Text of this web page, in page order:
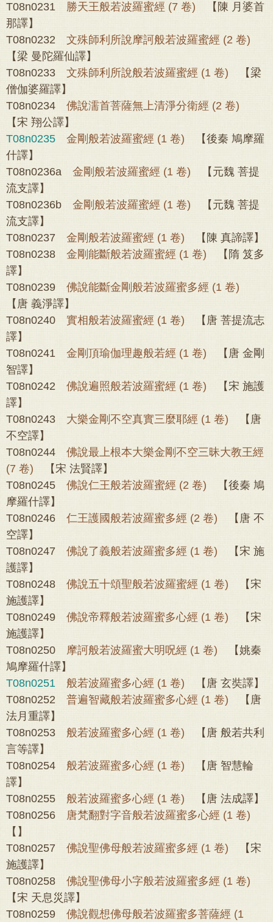
T08n0231 勝天王般若波羅蜜經 (7 卷) 【陳 月婆首
那譯】
T08n0232 文殊師利所說摩訶般若波羅蜜經 (2 卷)
【梁 曼陀羅仙譯】
T08n0233 文殊師利所說般若波羅蜜經 (1 卷) 【梁
僧伽婆羅譯】
T08n0234 佛說濡首菩薩無上清淨分衛經 (2 卷)
【宋 翔公譯】
T08n0235
金剛般若波羅蜜經 (1 卷) 【後秦 鳩摩羅
什譯】
T08n0236a 金剛般若波羅蜜經 (1 卷) 【元魏 菩提
流支譯】
T08n0236b 金剛般若波羅蜜經 (1 卷) 【元魏 菩提
流支譯】
T08n0237 金剛般若波羅蜜經 (1 卷) 【陳 真諦譯】
T08n0238 金剛能斷般若波羅蜜經 (1 卷) 【隋 笈多
譯】
T08n0239 佛說能斷金剛般若波羅蜜多經 (1 卷)
【唐 義淨譯】
T08n0240 實相般若波羅蜜經 (1 卷) 【唐 菩提流志
譯】
T08n0241 金剛頂瑜伽理趣般若經 (1 卷) 【唐 金剛
智譯】
T08n0242 佛說遍照般若波羅蜜經 (1 卷) 【宋 施護
譯】
T08n0243 大樂金剛不空真實三麼耶經 (1 卷) 【唐
不空譯】
T08n0244 佛說最上根本大樂金剛不空三昧大教王經
(7 卷) 【宋 法賢譯】
T08n0245 佛說仁王般若波羅蜜經 (2 卷) 【後秦 鳩
摩羅什譯】
T08n0246 仁王護國般若波羅蜜多經 (2 卷) 【唐 不
空譯】
T08n0247 佛說了義般若波羅蜜多經 (1 卷) 【宋 施
護譯】
T08n0248 佛說五十頌聖般若波羅蜜經 (1 卷) 【宋
施護譯】
T08n0249 佛說帝釋般若波羅蜜多心經 (1 卷) 【宋
施護譯】
T08n0250 摩訶般若波羅蜜大明呪經 (1 卷) 【姚秦
鳩摩羅什譯】
T08n0251
般若波羅蜜多心經 (1 卷) 【唐 玄奘譯】
T08n0252 普遍智藏般若波羅蜜多心經 (1 卷) 【唐
法月重譯】
T08n0253 般若波羅蜜多心經 (1 卷) 【唐 般若共利
言等譯】
T08n0254 般若波羅蜜多心經 (1 卷) 【唐 智慧輪
譯】
T08n0255 般若波羅蜜多心經 (1 卷) 【唐 法成譯】
T08n0256 唐梵翻對字音般若波羅蜜多心經 (1 卷)
【】
T08n0257 佛說聖佛母般若波羅蜜多經 (1 卷) 【宋
施護譯】
T08n0258 佛說聖佛母小字般若波羅蜜多經 (1 卷)
【宋 天息災譯】
T08n0259 佛說觀想佛母般若波羅蜜多菩薩經 (1